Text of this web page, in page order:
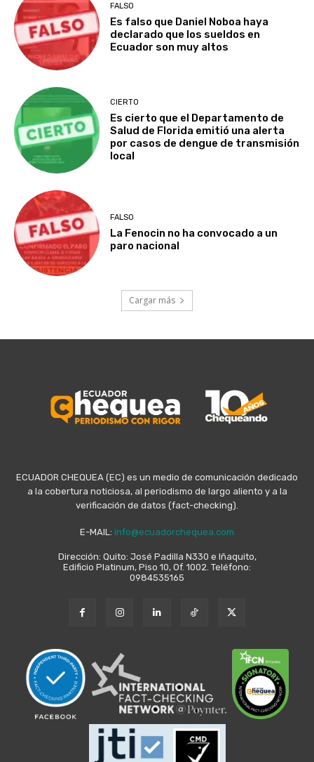
FALSO
Es falso que Daniel Noboa haya
declarado que los sueldos en
Ecuador son muy altos
CIERTO
Es cierto que el Departamento de
Salud de Florida emitió una alerta
por casos de dengue de transmisión
local
FALSO
La Fenocin no ha convocado a un
paro nacional
Cargar más
ECUADOR CHEQUEA (EC) es un medio de comunicación dedicado
a la cobertura noticiosa, al periodismo de largo aliento y a la
verificación de datos (fact-checking).
E-MAIL: info@ecuadorchequea.com
Dirección: Quito: José Padilla N330 e Iñaquito,
Edificio Platinum, Piso 10, Of. 1002. Teléfono:
0984535165